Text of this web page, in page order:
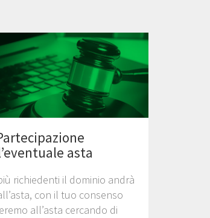
asta
richiedenti il dominio andrà
con il tuo consenso
all’asta cercando di